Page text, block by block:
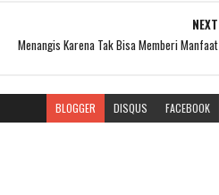
NEXT
Menangis Karena Tak Bisa Memberi Manfaat
BLOGGER DISQUS FACEBOOK